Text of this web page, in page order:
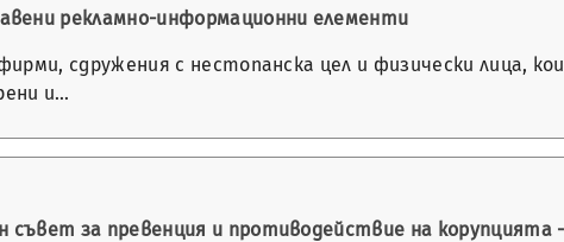
рекламно-информационни елементи
сдружения с нестопанска цел и физически лица,
и…
за превенция и противодействие на корупцията -